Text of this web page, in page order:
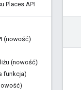
Places API
(nowość)
(nowość)
funkcja)